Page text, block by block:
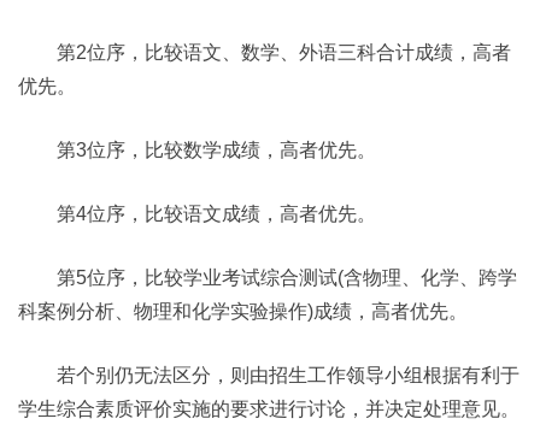
第2位序，比较语文、数学、外语三科合计成绩，高者
优先。
第3位序，比较数学成绩，高者优先。
第4位序，比较语文成绩，高者优先。
第5位序，比较学业考试综合测试(含物理、化学、跨学
科案例分析、物理和化学实验操作)成绩，高者优先。
若个别仍无法区分，则由招生工作领导小组根据有利于
学生综合素质评价实施的要求进行讨论，并决定处理意见。